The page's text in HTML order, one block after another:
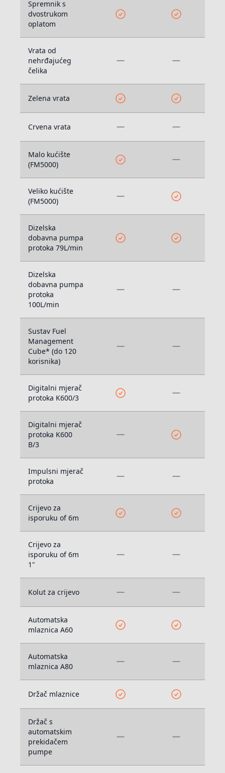
Spremnik s
dvostrukom
oplatom
Vrata od
nehrđajućeg
čelika
Zelena vrata
Crvena vrata
Malo kućište
(FM5000)
Veliko kućište
(FM5000)
Dizelska
dobavna pumpa
protoka 79L/min
Dizelska
dobavna pumpa
protoka
100L/min
Sustav Fuel
Management
Cube* (do 120
korisnika)
Digitalni mjerač
protoka K600/3
Digitalni mjerač
protoka K600
B/3
Impulsni mjerač
protoka
Crijevo za
isporuku of 6m
Crijevo za
isporuku of 6m
1"
Kolut za crijevo
Automatska
mlaznica A60
Automatska
mlaznica A80
Držač mlaznice
Držač s
automatskim
prekidačem
pumpe